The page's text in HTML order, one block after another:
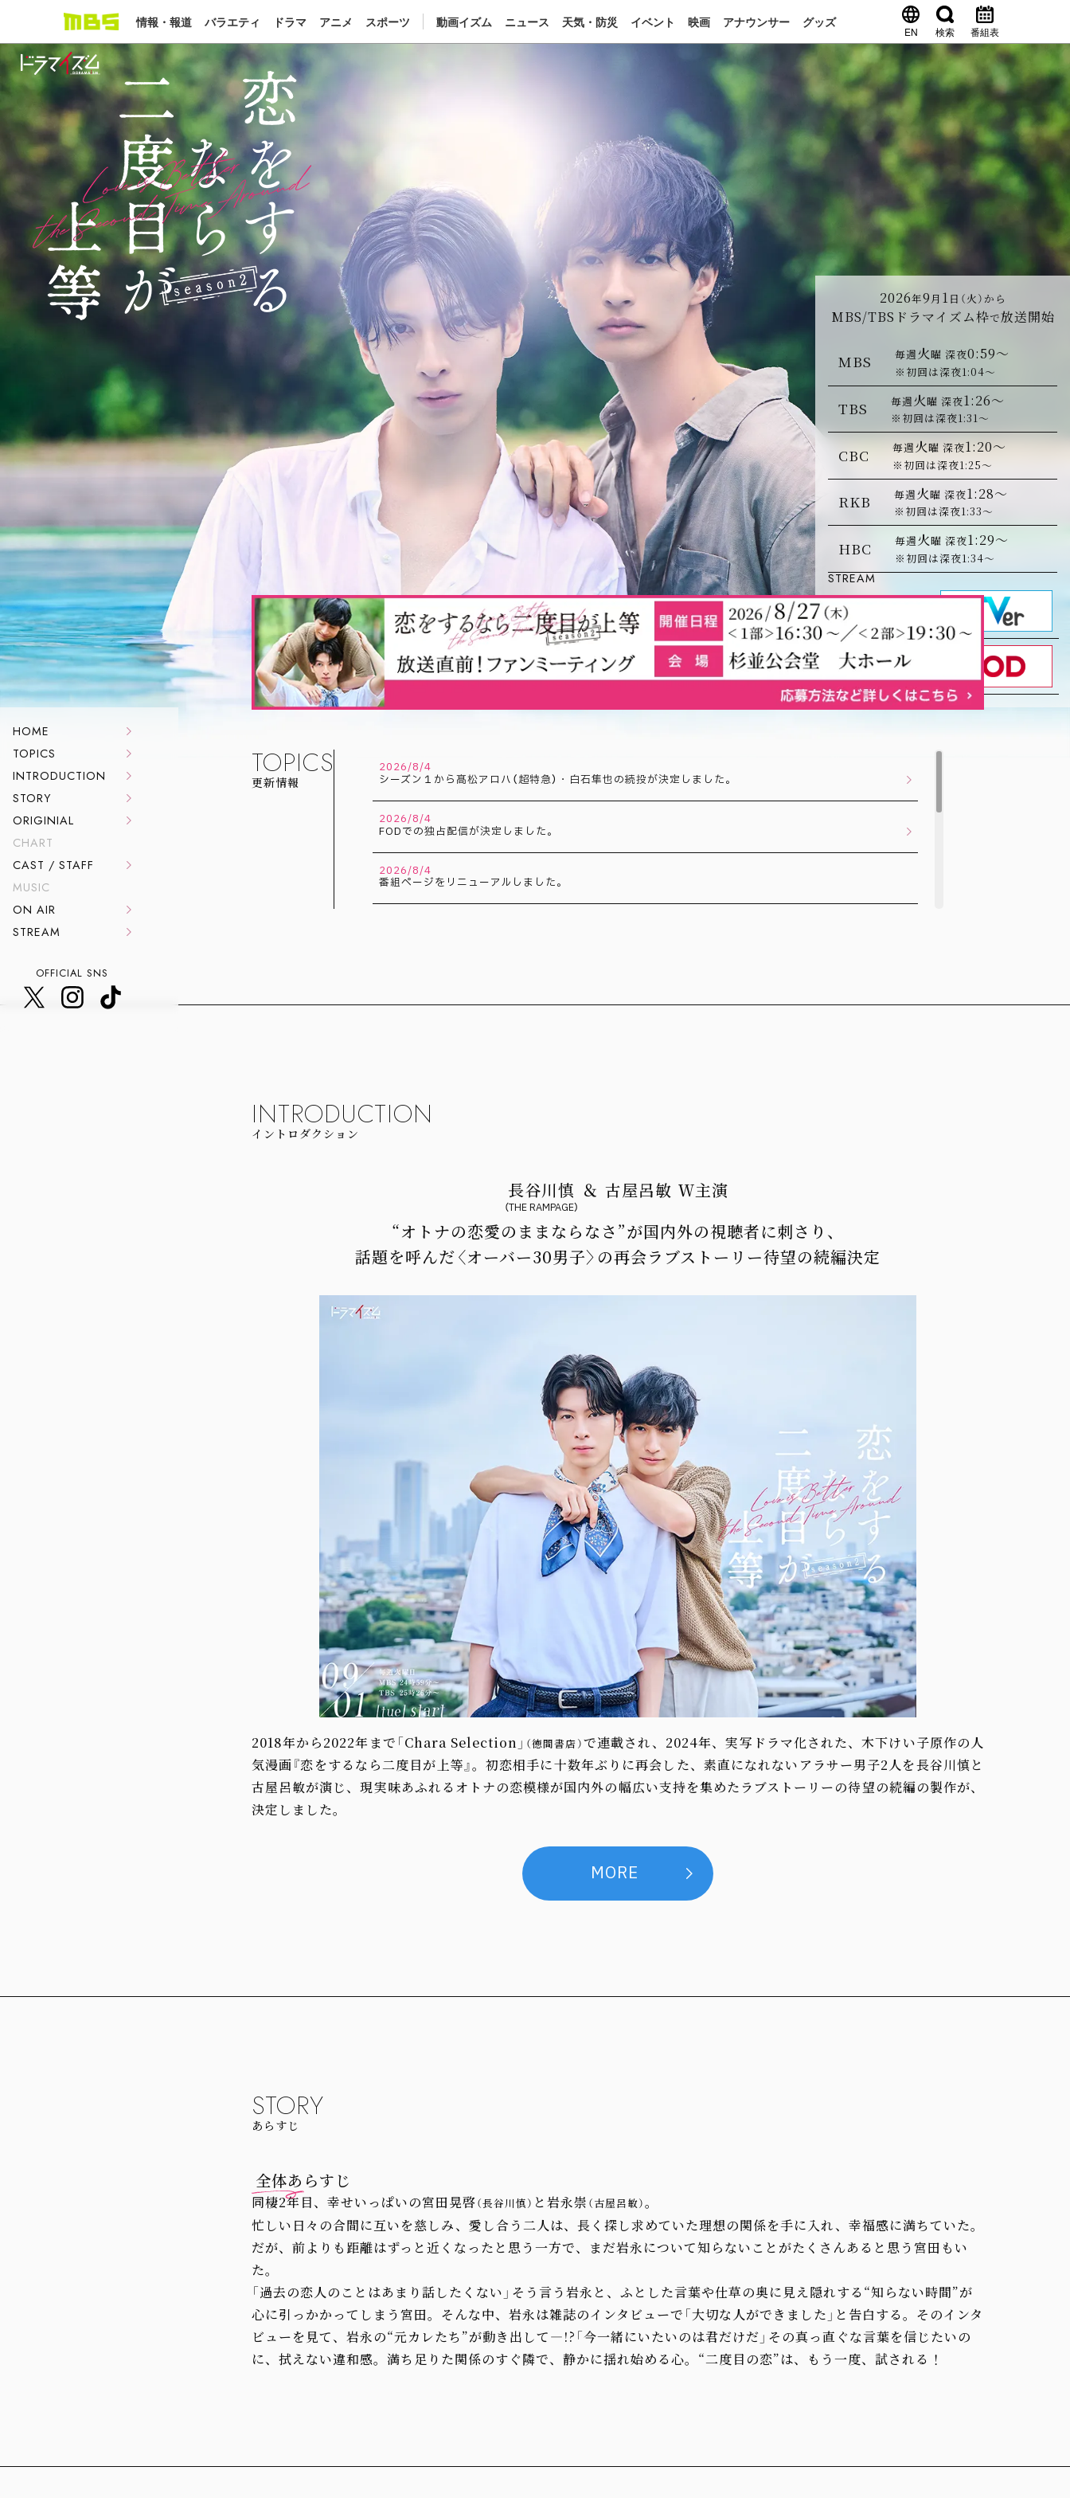
情報・報道 バラエティ ドラマ アニメ スポーツ 動画イズム ニュース 天気・防災 イベント 映画 アナウンサー グッズ
EN 検索 番組表
2026年9月 1 日（火）から
MBS/TBSドラマイズム枠で放送開始
MBS 毎週火曜 深夜0:59～
※初回は深夜1:04～
TBS 毎週火曜 深夜1:26～
※初回は深夜1:31～
CBC 毎週火曜 深夜1:20～
※初回は深夜1:25～
RKB 毎週火曜 深夜1:28～
※初回は深夜1:33～
HBC 毎週火曜 深夜1:29～
※初回は深夜1:34～
STREAM
無料見逃し配信
TBSの放送後配信開始
独占配信
HOME
TOPICS
INTRODUCTION
STORY
ORIGINIAL
CHART
CAST / STAFF
MUSIC
ON AIR
STREAM
OFFICIAL SNS
TOPICS
2026/8/4
シーズン１から髙松アロハ（超特急）・白石隼也の続投が決定しました。
2026/8/4
FODでの独占配信が決定しました。
2026/8/4
番組ページをリニューアルしました。
定！
INTRODUCTION
長谷川慎
（THE RAMPAGE）
＆ 古屋呂敏 Ｗ主演
“オトナの恋愛のままならなさ”が国内外の視聴者に刺さり、
話題を呼んだ〈オーバー30男子〉の再会ラブストーリー待望の続編決定
2018年から2022年まで「Chara Selection」 （徳間書店）で連載され、2024年、実写ドラマ化された、木下けい子原作の人
気漫画『恋をするなら二度目が上等』。初恋相手に十数年ぶりに再会した、素直になれないアラサー男子2人を長谷川慎と
古屋呂敏が演じ、現実味あふれるオトナの恋模様が国内外の幅広い支持を集めたラブストーリーの待望の続編の製作が、
決定しました。
MORE
STORY
全体あらすじ
同棲2年目、幸せいっぱいの宮田晃啓（長谷川慎） と岩永崇 （古屋呂敏）。
忙しい日々の合間に互いを慈しみ、愛し合う二人は、長く探し求めていた理想の関係を手に入れ、幸福感に満ちていた。
だが、前よりも距離はずっと近くなったと思う一方で、まだ岩永について知らないことがたくさんあると思う宮田もい
た。
「過去の恋人のことはあまり話したくない」――そう言う岩永と、ふとした言葉や仕草の奥に見え隠れする“知らない時間”が
心に引っかかってしまう宮田。そんな中、岩永は雑誌のインタビューで「大切な人ができました」と告白する。そのインタ
ビューを見て、岩永の“元カレたち”が動き出して―!?「今一緒にいたいのは君だけだ」――その真っ直ぐな言葉を信じたいの
に、拭えない違和感。満ち足りた関係のすぐ隣で、静かに揺れ始める心。“二度目の恋”は、もう一度、試される――！